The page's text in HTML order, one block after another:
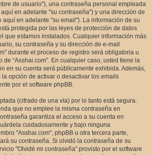
de usuario"), una contraseña personal empleada
en adelante "su contraseña") y una dirección de
en adelante "su email"). La información de su
protegida por las leyes de protección de datos
que estamos instalados. Cualquier información más
su contraseña y su dirección de e-mail
durante el proceso de registro será obligatoria u
“Asshai.com”. En cualquier caso, usted tiene la
en su cuenta será públicamente exhibida. Además,
opción de activar o desactivar los emails
por el software phpBB.
(cifrado de una vía) por lo tanto está segura.
que no emplee la misma contraseña en
garantiza el acceso a su cuenta en
cuidadosamente y bajo ninguna
"Asshai.com", phpBB u otra tercera parte,
su contraseña. Si olvidó la contraseña de su
"Olvidé mi contraseña" provisto por el software